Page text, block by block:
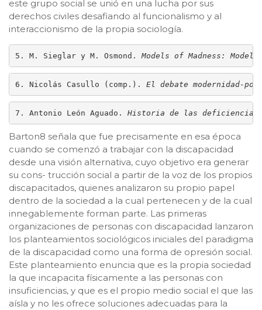
este grupo social se unió en una lucha por sus
derechos civiles desafiando al funcionalismo y al
interaccionismo de la propia sociología.
5. M. Sieglar y M. Osmond. Models of Madness:
6. Nicolás Casullo (comp.). El debate modernidad-
7. Antonio León Aguado. Historia de las deficiencias
Barton8 señala que fue precisamente en esa época
cuando se comenzó a trabajar con la discapacidad
desde una visión alternativa, cuyo objetivo era generar
su cons- trucción social a partir de la voz de los propios
discapacitados, quienes analizaron su propio papel
dentro de la sociedad a la cual pertenecen y de la cual
innegablemente forman parte. Las primeras
organizaciones de personas con discapacidad lanzaron
los planteamientos sociológicos iniciales del paradigma
de la discapacidad como una forma de opresión social.
Este planteamiento enuncia que es la propia sociedad
la que incapacita físicamente a las personas con
insuficiencias, y que es el propio medio social el que las
aísla y no les ofrece soluciones adecuadas para la